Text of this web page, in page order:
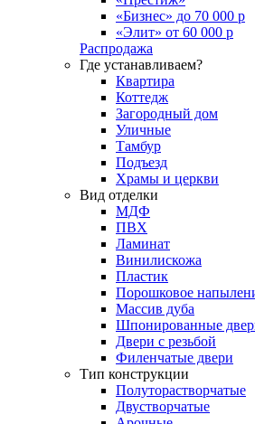
«Бизнес» до 70 000 р
«Элит» от 60 000 р
Распродажа
Где устанавливаем?
Квартира
Коттедж
Загородный дом
Уличные
Тамбур
Подъезд
Храмы и церкви
Вид отделки
МДФ
ПВХ
Ламинат
Винилискожа
Пластик
Порошковое
Массив дуба
Шпонированные
Двери с резьбой
Филенчатые двери
Тип конструкции
Полуторастворчатые
Двустворчатые